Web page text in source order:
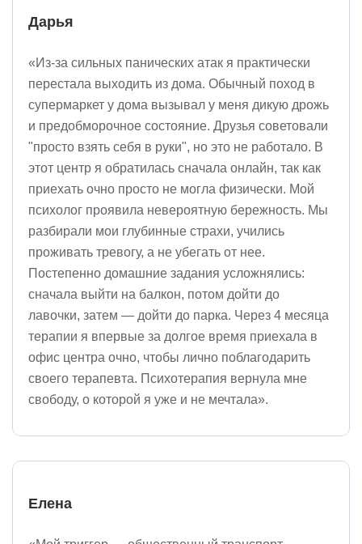
Дарья
«Из-за сильных панических атак я практически
перестала выходить из дома. Обычный поход в
супермаркет у дома вызывал у меня дикую дрожь
и предобморочное состояние. Друзья советовали
"просто взять себя в руки", но это не работало. В
этот центр я обратилась сначала онлайн, так как
приехать очно просто не могла физически. Мой
психолог проявила невероятную бережность. Мы
разбирали мои глубинные страхи, учились
проживать тревогу, а не убегать от нее.
Постепенно домашние задания усложнялись:
сначала выйти на балкон, потом дойти до
лавочки, затем — дойти до парка. Через 4 месяца
терапии я впервые за долгое время приехала в
офис центра очно, чтобы лично поблагодарить
своего терапевта. Психотерапия вернула мне
свободу, о которой я уже и не мечтала».
Елена